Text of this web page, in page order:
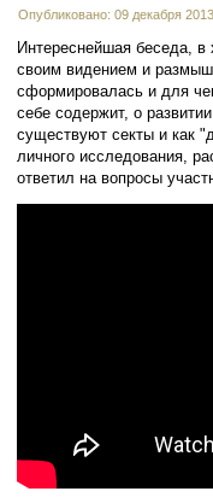
Опубликовано: 09 декабря 2013
Интереснейшая беседа,
своим видением и
сформировалась и для
себе содержит, о
существуют секты и как
личного исследования,
ответил на вопросы